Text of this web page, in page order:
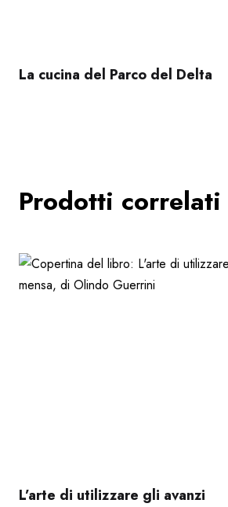
La cucina del Parco del Delta
Prodotti correlati
L’arte di utilizzare gli avanzi